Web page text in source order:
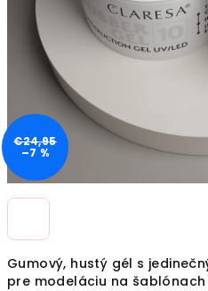
Gumový, hustý gél s
pre modeláciu na šablónach
€24,95
–7 %